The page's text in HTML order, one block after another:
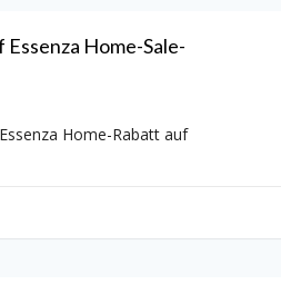
Essenza Home-Sale-
Home-Rabatt auf